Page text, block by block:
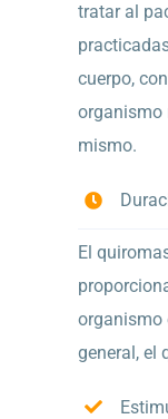
tratar al
cuerpo,
organismo
mismo.
El
organismo
general, el